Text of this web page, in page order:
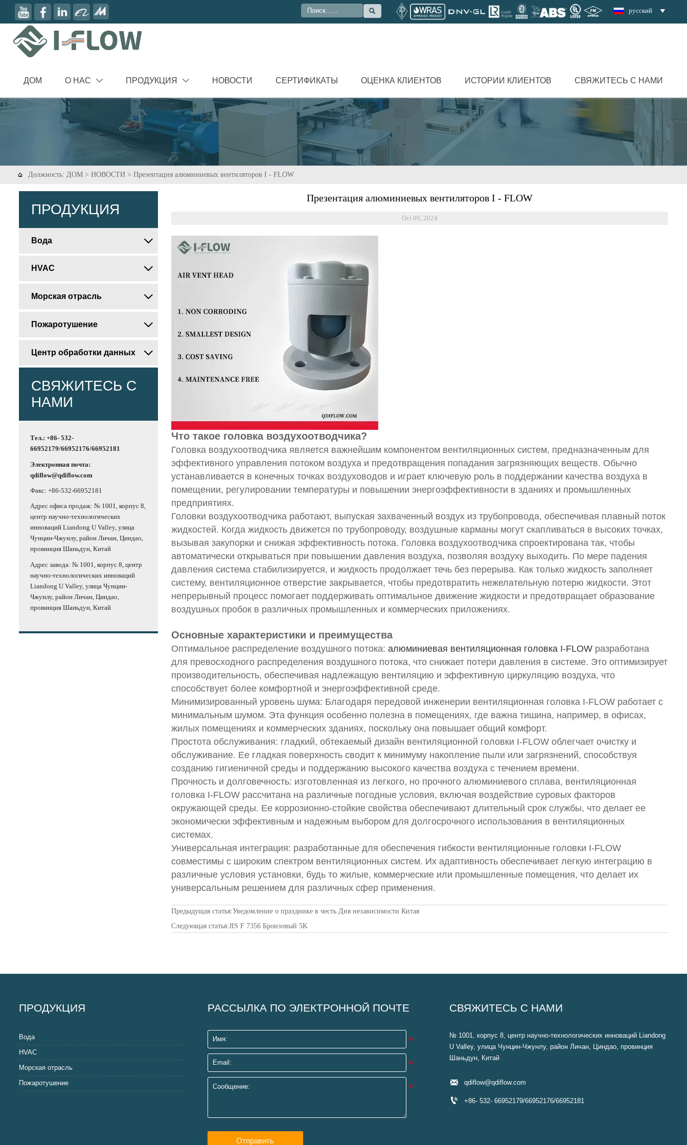
 русский 
ДОМ О НАС  ПРОДУКЦИЯ  НОВОСТИ СЕРТИФИКАТЫ ОЦЕНКА КЛИЕНТОВ ИСТОРИИ КЛИЕНТОВ СВЯЖИТЕСЬ С НАМИ
 Должность:ДОМ >НОВОСТИ >Презентация алюминиевых вентиляторов I - FLOW
ПРОДУКЦИЯ
Вода 
HVAC 
Морская отрасль 
Пожаротушение 
Центр обработки данных 
СВЯЖИТЕСЬ С
НАМИ
Тел.: +86- 532-
66952179/66952176/66952181
Электронная почта:
qdiflow@qdiflow.com
Факс: +86-532-66952181
Адрес офиса продаж: № 1001, корпус 8,
центр научно-технологических
инноваций Liandong U Valley, улица
Чунцин-Чжунлу, район Личан, Циндао,
провинция Шаньдун, Китай
Адрес завода: № 1001, корпус 8, центр
научно-технологических инноваций
Liandong U Valley, улица Чунцин-
Чжунлу, район Личан, Циндао,
провинция Шаньдун, Китай
Презентация алюминиевых вентиляторов I - FLOW
Oct 09, 2024
Что такое головка воздухоотводчика?
Головка воздухоотводчика является важнейшим компонентом вентиляционных систем, предназначенным для
эффективного управления потоком воздуха и предотвращения попадания загрязняющих веществ. Обычно
устанавливается в конечных точках воздуховодов и играет ключевую роль в поддержании качества воздуха в
помещении, регулировании температуры и повышении энергоэффективности в зданиях и промышленных
предприятиях.
Головки воздухоотводчика работают, выпуская захваченный воздух из трубопровода, обеспечивая плавный поток
жидкостей. Когда жидкость движется по трубопроводу, воздушные карманы могут скапливаться в высоких точках,
вызывая закупорки и снижая эффективность потока. Головка воздухоотводчика спроектирована так, чтобы
автоматически открываться при повышении давления воздуха, позволяя воздуху выходить. По мере падения
давления система стабилизируется, и жидкость продолжает течь без перерыва. Как только жидкость заполняет
систему, вентиляционное отверстие закрывается, чтобы предотвратить нежелательную потерю жидкости. Этот
непрерывный процесс помогает поддерживать оптимальное движение жидкости и предотвращает образование
воздушных пробок в различных промышленных и коммерческих приложениях.
Основные характеристики и преимущества
Оптимальное распределение воздушного потока:алюминиевая вентиляционная головка I-FLOW разработана
для превосходного распределения воздушного потока, что снижает потери давления в системе. Это оптимизирует
производительность, обеспечивая надлежащую вентиляцию и эффективную циркуляцию воздуха, что
способствует более комфортной и энергоэффективной среде.
Минимизированный уровень шума: Благодаря передовой инженерии вентиляционная головка I-FLOW работает с
минимальным шумом. Эта функция особенно полезна в помещениях, где важна тишина, например, в офисах,
жилых помещениях и коммерческих зданиях, поскольку она повышает общий комфорт.
Простота обслуживания: гладкий, обтекаемый дизайн вентиляционной головки I-FLOW облегчает очистку и
обслуживание. Ее гладкая поверхность сводит к минимуму накопление пыли или загрязнений, способствуя
созданию гигиеничной среды и поддержанию высокого качества воздуха с течением времени.
Прочность и долговечность: изготовленная из легкого, но прочного алюминиевого сплава, вентиляционная
головка I-FLOW рассчитана на различные погодные условия, включая воздействие суровых факторов
окружающей среды. Ее коррозионно-стойкие свойства обеспечивают длительный срок службы, что делает ее
экономически эффективным и надежным выбором для долгосрочного использования в вентиляционных
системах.
Универсальная интеграция: разработанные для обеспечения гибкости вентиляционные головки I-FLOW
совместимы с широким спектром вентиляционных систем. Их адаптивность обеспечивает легкую интеграцию в
различные условия установки, будь то жилые, коммерческие или промышленные помещения, что делает их
универсальным решением для различных сфер применения.
Предыдущая статья:Уведомление о празднике в честь Дня независимости Китая
Следующая статья:JIS F 7356 Бронзовый 5K
ПРОДУКЦИЯ
Вода
HVAC
Морская отрасль
Пожаротушение
РАССЫЛКА ПО ЭЛЕКТРОННОЙ ПОЧТЕ
Отправить
СВЯЖИТЕСЬ С НАМИ
№ 1001, корпус 8, центр научно-технологических инноваций Liandong
U Valley, улица Чунцин-Чжунлу, район Личан, Циндао, провинция
Шаньдун, Китай
 qdiflow@qdiflow.com
 +86- 532- 66952179/66952176/66952181